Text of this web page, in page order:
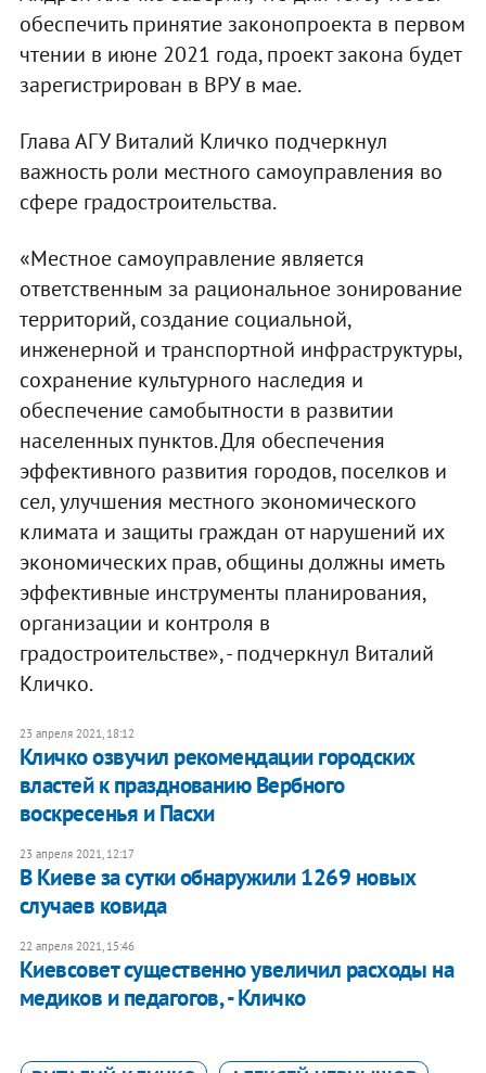
обеспечить принятие законопроекта в первом
чтении в июне 2021 года, проект закона будет
зарегистрирован в ВРУ в мае.
Глава АГУ Виталий Кличко подчеркнул
важность роли местного самоуправления во
сфере градостроительства.
«Местное самоуправление является
ответственным за рациональное зонирование
территорий, создание социальной,
инженерной и транспортной инфраструктуры,
сохранение культурного наследия и
обеспечение самобытности в развитии
населенных пунктов. Для обеспечения
эффективного развития городов, поселков и
сел, улучшения местного экономического
климата и защиты граждан от нарушений их
экономических прав, общины должны иметь
эффективные инструменты планирования,
организации и контроля в
градостроительстве», - подчеркнул Виталий
Кличко.
23 апреля 2021, 18:12
Кличко озвучил рекомендации городских
властей к празднованию Вербного
воскресенья и Пасхи
23 апреля 2021, 12:17
В Киеве за сутки обнаружили 1269 новых
случаев ковида
22 апреля 2021, 15:46
Киевсовет существенно увеличил расходы на
медиков и педагогов, - Кличко